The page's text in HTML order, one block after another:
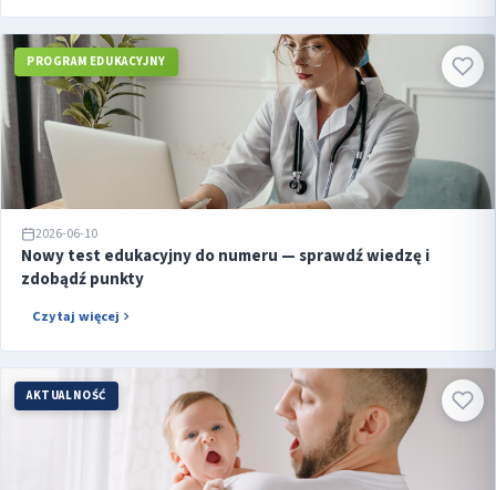
PROGRAM EDUKACYJNY
2026-06-10
Nowy test edukacyjny do numeru — sprawdź wiedzę i
zdobądź punkty
Czytaj więcej
AKTUALNOŚĆ